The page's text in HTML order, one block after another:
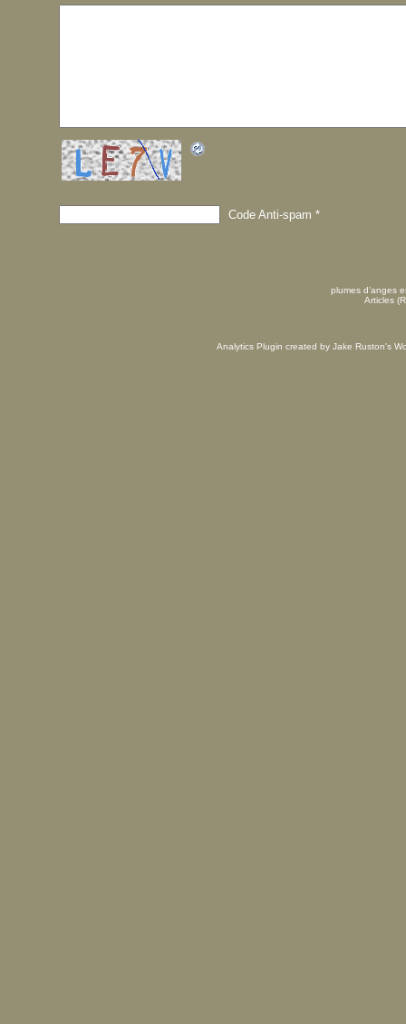
Code Anti-spam *
plumes d'anges
Articles
Analytics Plugin created by Jake Ruston's